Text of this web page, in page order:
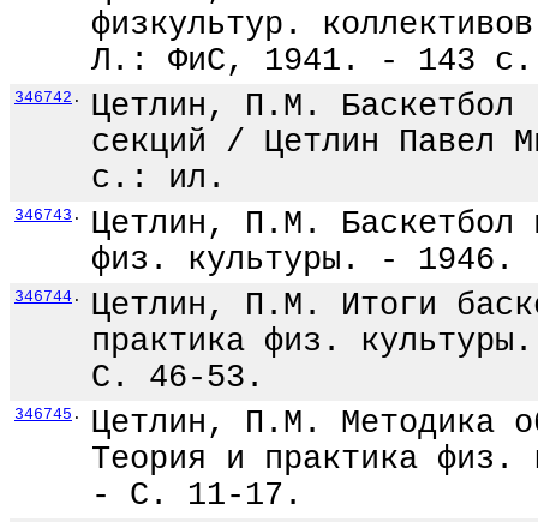
физкультур.
Л.: ФиС, 1941. - 143
346742 .
Цетлин, П.М.
секций / Цетлин
с.: ил.
346743 .
Цетлин, П.М. Баскетбол
физ. культуры. -
346744 .
Цетлин, П.М. Итоги
практика физ.
С. 46-53.
346745 .
Цетлин, П.М. Методика
Теория и практика
- С. 11-17.